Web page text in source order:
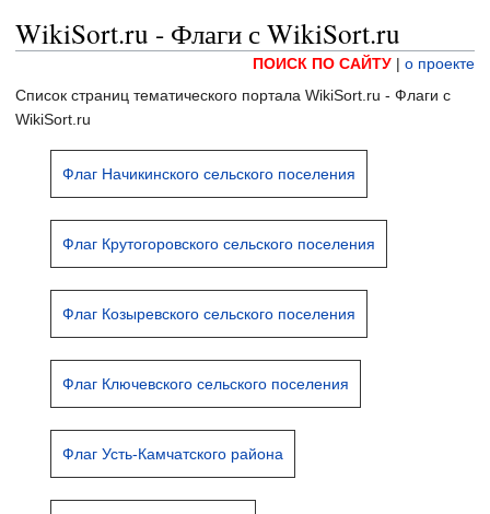
WikiSort.ru - Флаги с WikiSort.ru
ПОИСК ПО САЙТУ | о проекте
Список страниц тематического портала WikiSort.ru - Флаги с
WikiSort.ru
Флаг Начикинского сельского поселения
Флаг Крутогоровского сельского поселения
Флаг Козыревского сельского поселения
Флаг Ключевского сельского поселения
Флаг Усть-Камчатского района